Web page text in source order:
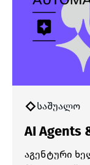
საშუალო
AI Agents
აგენტური